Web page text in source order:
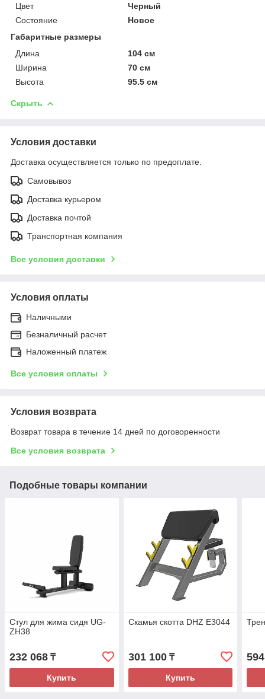
Цвет
Черный
Состояние
Новое
Габаритные размеры
Длина
104 см
Ширина
70 см
Высота
95.5 см
Скрыть
Условия доставки
Доставка осуществляется только по предоплате.
Самовывоз
Доставка курьером
Доставка почтой
Транспортная компания
Все условия доставки
Условия оплаты
Наличными
Безналичный расчет
Наложенный платеж
Все условия оплаты
Условия возврата
Возврат товара в течение 14 дней по договоренности
Все условия возврата
Подобные товары компании
Стул для жима сидя UG-
ZH38
232 068 ₸
Купить
Скамья скотта DHZ E3044
301 100₸
Купить